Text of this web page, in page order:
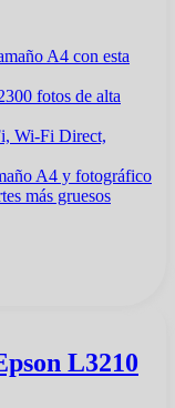
A4 con esta
fotos de alta
Wi-Fi Direct,
A4 y fotográfico
más gruesos
L3210